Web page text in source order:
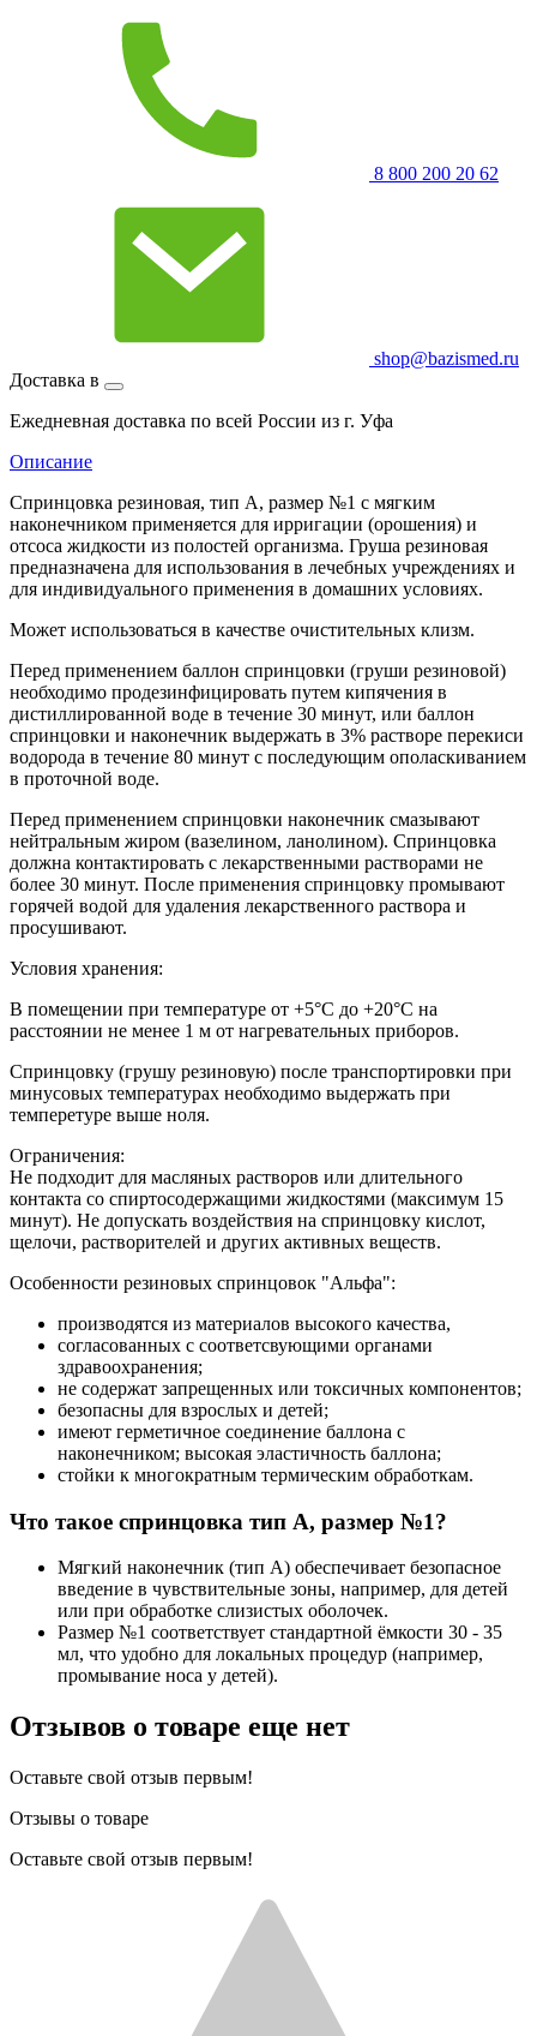
8 800 200 20 62
shop@bazismed.ru
Доставка в
Ежедневная доставка по всей России из г. Уфа
Описание
Спринцовка резиновая, тип А, размер №1 с мягким
наконечником применяется для ирригации (орошения) и
отсоса жидкости из полостей организма. Груша резиновая
предназначена для использования в лечебных учреждениях и
для индивидуального применения в домашних условиях.
Может использоваться в качестве очистительных клизм.
Перед применением баллон спринцовки (груши резиновой)
необходимо продезинфицировать путем кипячения в
дистиллированной воде в течение 30 минут, или баллон
спринцовки и наконечник выдержать в 3% растворе перекиси
водорода в течение 80 минут с последующим ополаскиванием
в проточной воде.
Перед применением спринцовки наконечник смазывают
нейтральным жиром (вазелином, ланолином). Спринцовка
должна контактировать с лекарственными растворами не
более 30 минут. После применения спринцовку промывают
горячей водой для удаления лекарственного раствора и
просушивают.
Условия хранения:
В помещении при температуре от +5°С до +20°С на
расстоянии не менее 1 м от нагревательных приборов.
Спринцовку (грушу резиновую) после транспортировки при
минусовых температурах необходимо выдержать при
темперетуре выше ноля.
Ограничения:
Не подходит для масляных растворов или длительного
контакта со спиртосодержащими жидкостями (максимум 15
минут). Не допускать воздействия на спринцовку кислот,
щелочи, растворителей и других активных веществ.
Особенности резиновых спринцовок "Альфа":
производятся из материалов высокого качества,
согласованных с соответсвующими органами
здравоохранения;
не содержат запрещенных или токсичных компонентов;
безопасны для взрослых и детей;
имеют герметичное соединение баллона с
наконечником; высокая эластичность баллона;
стойки к многократным термическим обработкам.
Что такое спринцовка тип А, размер №1?
Мягкий наконечник (тип А) обеспечивает безопасное
введение в чувствительные зоны, например, для детей
или при обработке слизистых оболочек.
Размер №1 соответствует стандартной ёмкости 30 - 35
мл, что удобно для локальных процедур (например,
промывание носа у детей).
Отзывов о товаре еще нет
Оставьте свой отзыв первым!
Отзывы о товаре
Оставьте свой отзыв первым!